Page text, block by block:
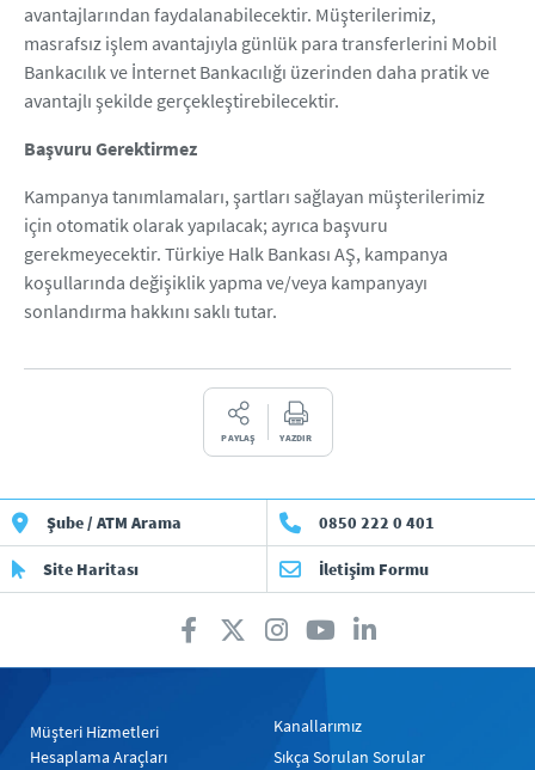
avantajlarından faydalanabilecektir. Müşterilerimiz,
masrafsız işlem avantajıyla günlük para transferlerini Mobil
Bankacılık ve İnternet Bankacılığı üzerinden daha pratik ve
avantajlı şekilde gerçekleştirebilecektir.
Başvuru Gerektirmez
Kampanya tanımlamaları, şartları sağlayan müşterilerimiz
için otomatik olarak yapılacak; ayrıca başvuru
gerekmeyecektir. Türkiye Halk Bankası AŞ, kampanya
koşullarında değişiklik yapma ve/veya kampanyayı
sonlandırma hakkını saklı tutar.
PAYLAŞ YAZDIR
Şube / ATM Arama 0850 222 0 401
Site Haritası İletişim Formu
Müşteri Hizmetleri
Kanallarımız
Hesaplama Araçları
Sıkça Sorulan Sorular